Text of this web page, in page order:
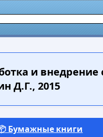
и внедрение
Д.Г., 2015
Бумажные книги